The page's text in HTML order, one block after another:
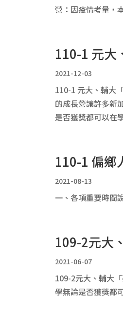
營：因疫情考量，
110-1 元大
2021-12-03
110-1 元大、輔大
的成長營讓許多新
是否獲獎都可以在
110-1 偏鄉
2021-08-13
一、各項重要時
109-2元大
2021-06-07
109-2元大、輔大
學無論是否獲獎都